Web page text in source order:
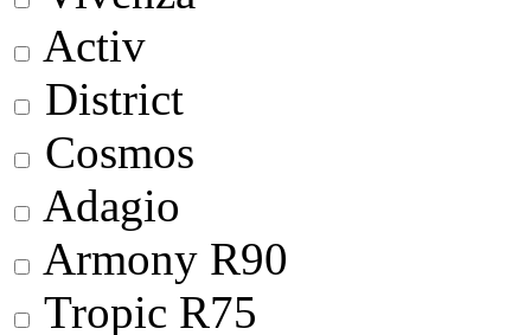
Activ
District
Cosmos
Adagio
Armony R90
Tropic R75